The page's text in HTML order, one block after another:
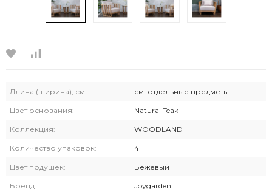
Длина (ширина), см: см. отдельные предметы
Цвет основания: Natural Teak
Коллекция: WOODLAND
Количество упаковок: 4
Цвет подушек: Бежевый
Бренд: Joygarden